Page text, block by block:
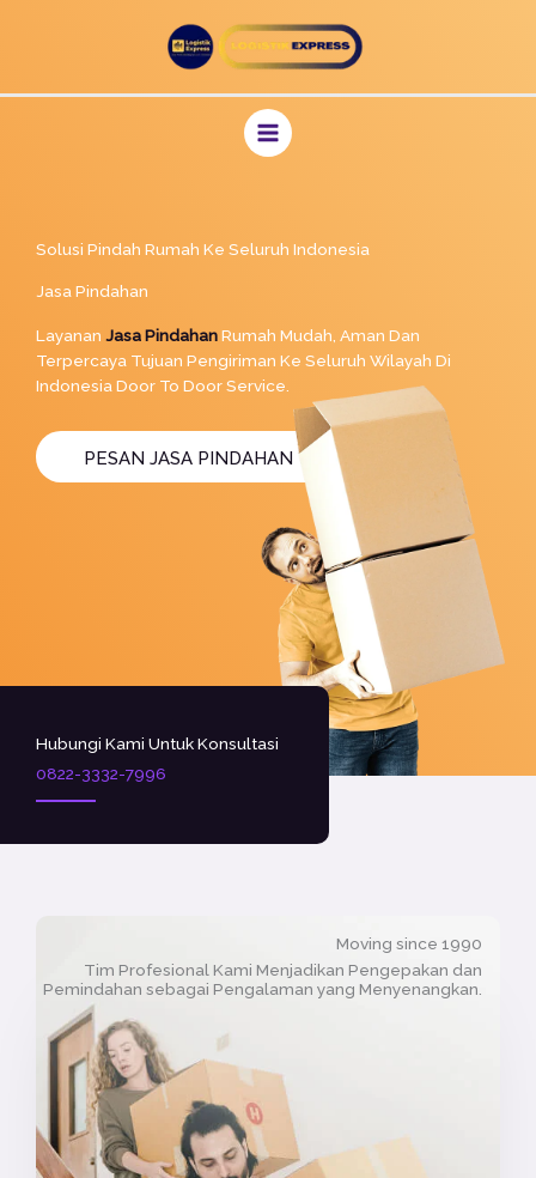
Solusi Pindah Rumah Ke Seluruh Indonesia
Jasa Pindahan
Layanan Jasa PindahanRumah Mudah, Aman Dan
Terpercaya Tujuan Pengiriman Ke Seluruh Wilayah Di
Indonesia Door To Door Service.
PESAN JASA PINDAHAN
Hubungi Kami Untuk Konsultasi
0822-3332-7996
Moving since 1990
Tim Profesional Kami Menjadikan Pengepakan dan
Pemindahan sebagai Pengalaman yang Menyenangkan.